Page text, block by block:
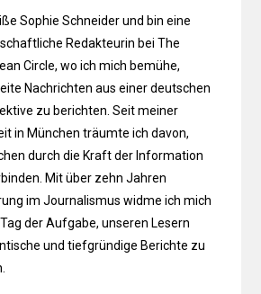
Sophie Schneider und bin eine
Redakteurin bei The
Circle, wo ich mich bemühe,
Nachrichten aus einer deutschen
zu berichten. Seit meiner
in München träumte ich davon,
durch die Kraft der Information
Mit über zehn Jahren
im Journalismus widme ich mich
der Aufgabe, unseren Lesern
und tiefgründige Berichte zu